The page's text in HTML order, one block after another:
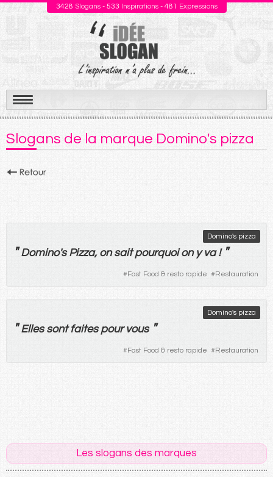
3428 Slogans - 533 Inspirations - 481 Expressions
Aller
au
contenu
Slogans de la marque Domino's pizza
Domino's pizza
"Domino'sPizza, on sait pourquoi on yva ! "
#Fast Food & resto rapide #Restauration
Domino's pizza
" Elles sont faites pour vous "
#Fast Food & resto rapide #Restauration
Les slogans des marques